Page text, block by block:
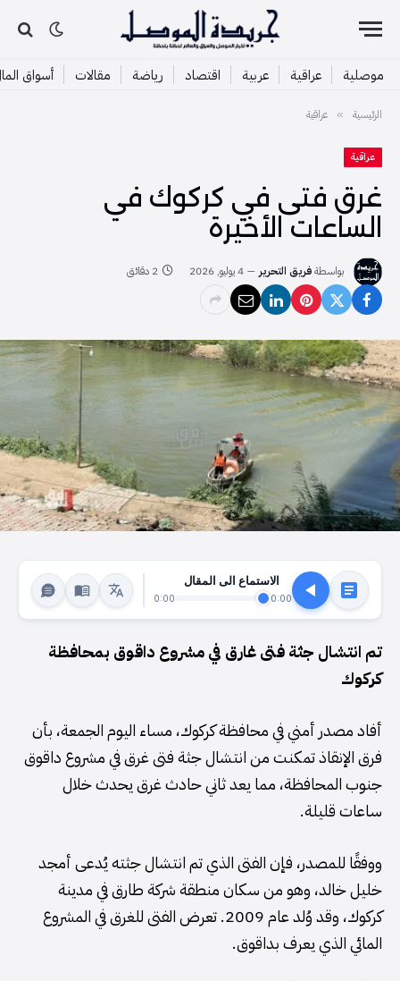
موصلية عراقية عربية اقتصاد رياضة مقالات أسواق
الرئيسية » عراقية
عراقية
غرق فتى في كركوك في
الساعات الأخيرة
بواسطةفريق التحرير 4 يوليو, 2026 2 دقائق
الاستماع الى المقال
0:00
0:00
تم انتشال جثة فتى غارق في مشروع داقوق بمحافظة
كركوك
أفاد مصدر أمني في محافظة كركوك، مساء اليوم الجمعة، بأن
فرق الإنقاذ تمكنت من انتشال جثة فتى غرق في مشروع داقوق
جنوب المحافظة، مما يعد ثاني حادث غرق يحدث خلال
ساعات قليلة.
ووفقًا للمصدر، فإن الفتى الذي تم انتشال جثته يُدعى أمجد
خليل خالد، وهو من سكان منطقة شركة طارق في مدينة
كركوك، وقد وُلد عام 2009. تعرض الفتى للغرق في المشروع
المائي الذي يعرف بداقوق.